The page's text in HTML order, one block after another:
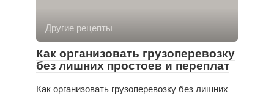
Другие рецепты
Как организовать грузоперевозку
без лишних простоев и переплат
Как организовать грузоперевозку без лишних